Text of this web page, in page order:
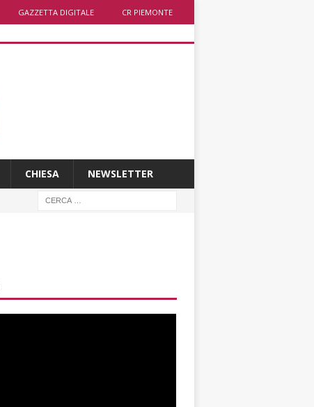
GAZZETTA DIGITALE CR PIEMONTE
CHIESA NEWSLETTER